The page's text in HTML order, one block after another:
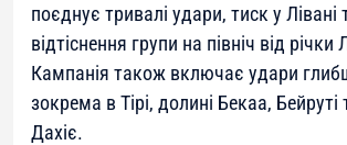
поєднує тривалі удари, тиск у Лівані
відтіснення групи на північ від річки
Кампанія також включає удари
зокрема в Тірі, долині Бекаа, Бейруті
Дахіє.